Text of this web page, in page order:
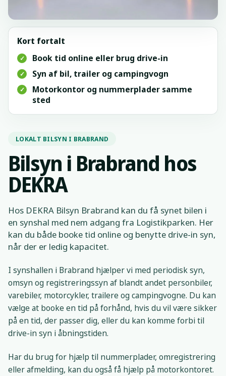
Kort fortalt
✓ Book tid online eller brug drive-in
✓ Syn af bil, trailer og campingvogn
✓
Motorkontor og nummerplader samme
sted
LOKALT BILSYN I BRABRAND
Bilsyn i Brabrand hos
DEKRA
Hos DEKRA Bilsyn Brabrand kan du få synet bilen i
en synshal med nem adgang fra Logistikparken. Her
kan du både booke tid online og benytte drive-in syn,
når der er ledig kapacitet.
I synshallen i Brabrand hjælper vi med periodisk syn,
omsyn og registreringssyn af blandt andet personbiler,
varebiler, motorcykler, trailere og campingvogne. Du kan
vælge at booke en tid på forhånd, hvis du vil være sikker
på en tid, der passer dig, eller du kan komme forbi til
drive-in syn i åbningstiden.
Har du brug for hjælp til nummerplader, omregistrering
eller afmelding, kan du også få hjælp på motorkontoret.